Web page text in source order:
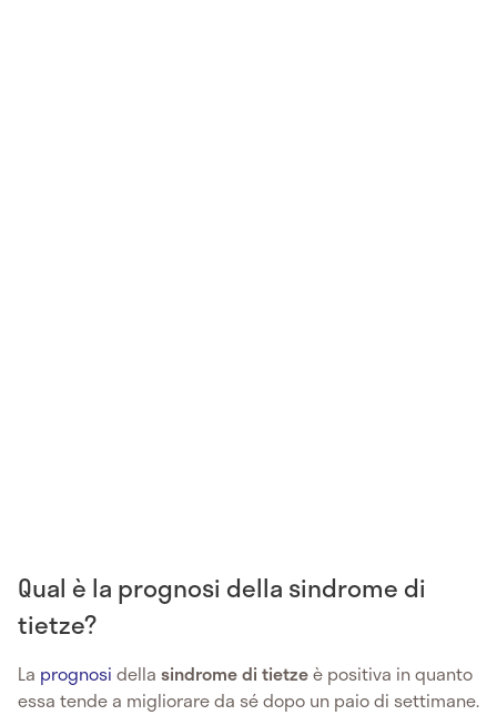
Qual è la prognosi della sindrome di
tietze?
La prognosi della sindrome di tietzeè positiva in quanto
essa tende a migliorare da sé dopo un paio di settimane.